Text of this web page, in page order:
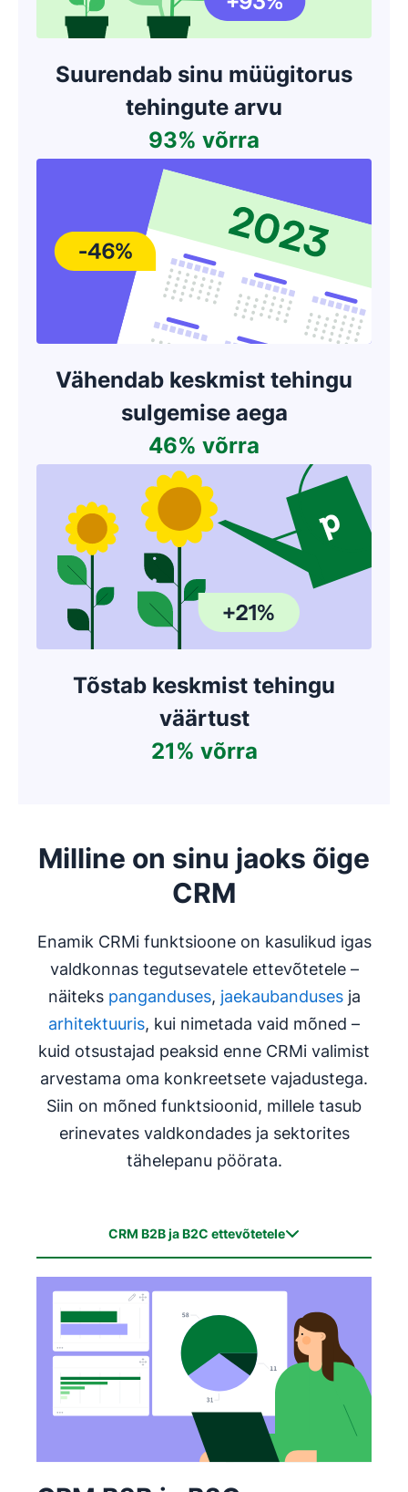
Suurendab sinu müügitorus
tehingute arvu
93% võrra
Vähendab keskmist tehingu
sulgemise aega
46% võrra
Tõstab keskmist tehingu
väärtust
21% võrra
Milline on sinu jaoks õige
CRM
Enamik CRMi funktsioone on kasulikud igas
valdkonnas tegutsevatele ettevõtetele –
näiteks panganduses, jaekaubandusesja
arhitektuuris, kui nimetada vaid mõned –
kuid otsustajad peaksid enne CRMi valimist
arvestama oma konkreetsete vajadustega.
Siin on mõned funktsioonid, millele tasub
erinevates valdkondades ja sektorites
tähelepanu pöörata.
CRM B2B ja B2C ettevõtetele
CRM B2B ja B2C ettevõtetele
CRM valitsusasutustele ja mittetulundusühingutele